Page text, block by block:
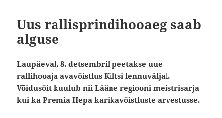
Uus rallisprindihooaeg saab
alguse
Laupäeval, 8. detsembril peetakse uue
rallihooaja avavõistlus Kiltsi lennuväljal.
Võidusõit kuulub nii Lääne regiooni meistrisarja
kui ka Premia Hepa karikavõistluste arvestusse.